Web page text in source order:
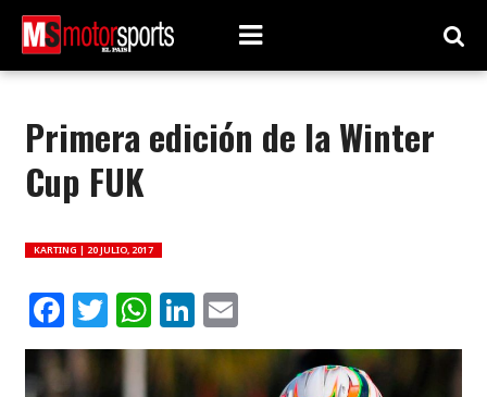
Primera edición de la Winter
Cup FUK
KARTING | 20 JULIO, 2017
Facebook
Twitter
WhatsApp
LinkedIn
Email